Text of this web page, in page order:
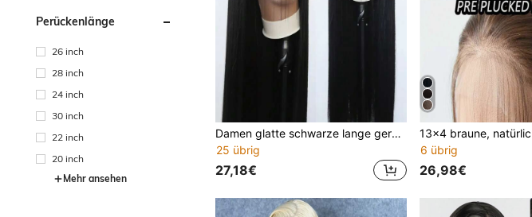
Perückenlänge
26 inch
28 inch
24 inch
30 inch
22 inch
20 inch
Mehr ansehen
Damen glatte schwarze lange gerade synthetische Perücke - hitzebeständig, elastische Kappe
25 übrig
27,18€
6 übrig
26,98€